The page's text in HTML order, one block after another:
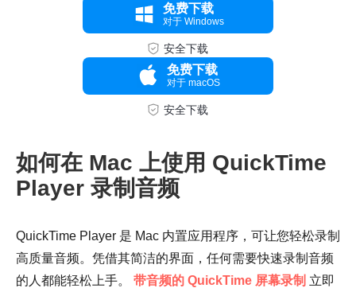
步骤4。
免费下载
对于 Windows
安全下载
免费下载
对于 macOS
安全下载
如何在 Mac 上使用 QuickTime
Player 录制音频
QuickTime Player 是 Mac 内置应用程序，可让您轻松录制
高质量音频。凭借其简洁的界面，任何需要快速录制音频
的人都能轻松上手。 带音频的 QuickTime 屏幕录制 立即